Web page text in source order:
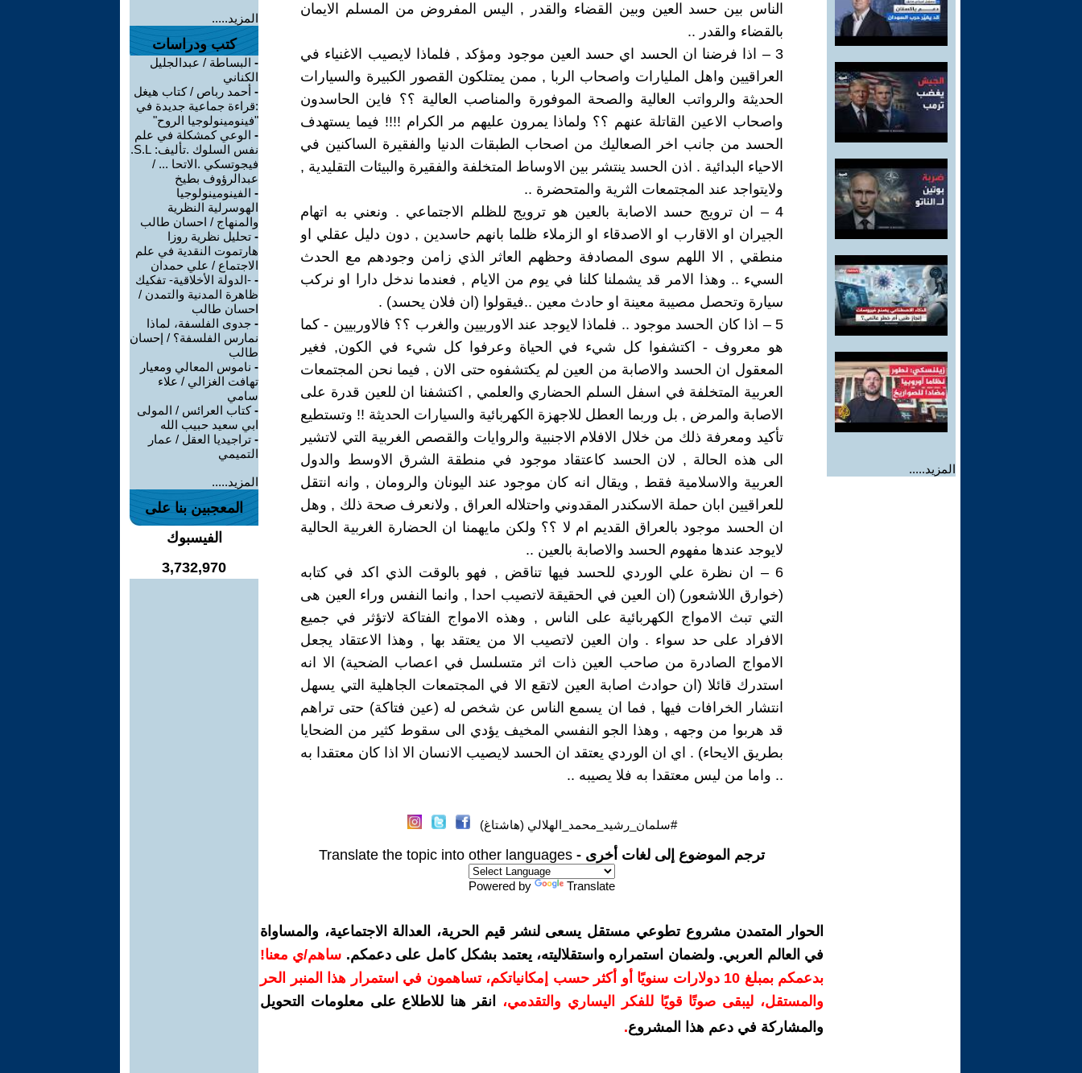
المزيد.....
الناس بين حسد العين وبين القضاء والقدر , اليس المفروض من المسلم الايمان
بالقضاء والقدر ..
3 – اذا فرضنا ان الحسد اي حسد العين موجود ومؤكد , فلماذا لايصيب الاغنياء في
العراقيين واهل المليارات واصحاب الربا , ممن يمتلكون القصور الكبيرة والسيارات
الحديثة والرواتب العالية والصحة الموفورة والمناصب العالية ؟؟ فاين الحاسدون
واصحاب الاعين القاتلة عنهم ؟؟ ولماذا يمرون عليهم مر الكرام !!!! فيما يستهدف
الحسد من جانب اخر الصعاليك من اصحاب الطبقات الدنيا والفقيرة الساكنين في
الاحياء البدائية . اذن الحسد ينتشر بين الاوساط المتخلفة والفقيرة والبيئات التقليدية ,
ولايتواجد عند المجتمعات الثرية والمتحضرة ..
4 – ان ترويج حسد الاصابة بالعين هو ترويج للظلم الاجتماعي . ونعني به اتهام
الجيران او الاقارب او الاصدقاء او الزملاء ظلما بانهم حاسدين , دون دليل عقلي او
منطقي , الا اللهم سوى المصادفة وحظهم العاثر الذي زامن وجودهم مع الحدث
السيء .. وهذا الامر قد يشملنا كلنا في يوم من الايام , فعندما ندخل دارا او نركب
سيارة وتحصل مصيبة معينة او حادث معين ..فيقولوا (ان فلان يحسد) .
5 – اذا كان الحسد موجود .. فلماذا لايوجد عند الاوربيين والغرب ؟؟ فالاوربيين - كما
هو معروف - اكتشفوا كل شيء في الحياة وعرفوا كل شيء في الكون, فغير
المعقول ان الحسد والاصابة من العين لم يكتشفوه حتى الان , فيما نحن المجتمعات
العربية المتخلفة في اسفل السلم الحضاري والعلمي , اكتشفنا ان للعين قدرة على
الاصابة والمرض , بل وربما العطل للاجهزة الكهربائية والسيارات الحديثة !! وتستطيع
تأكيد ومعرفة ذلك من خلال الافلام الاجنبية والروايات والقصص الغربية التي لاتشير
الى هذه الحالة , لان الحسد كاعتقاد موجود في منطقة الشرق الاوسط والدول
العربية والاسلامية فقط , ويقال انه كان موجود عند اليونان والرومان , وانه انتقل
للعراقيين ابان حملة الاسكندر المقدوني واحتلاله العراق , ولانعرف صحة ذلك , وهل
ان الحسد موجود بالعراق القديم ام لا ؟؟ ولكن مايهمنا ان الحضارة الغربية الحالية
لايوجد عندها مفهوم الحسد والاصابة بالعين ..
6 – ان نظرة علي الوردي للحسد فيها تناقض , فهو بالوقت الذي اكد في كتابه
(خوارق اللاشعور) (ان العين في الحقيقة لاتصيب احدا , وانما النفس وراء العين هى
التي تبث الامواج الكهربائية على الناس , وهذه الامواج الفتاكة لاتؤثر في جميع
الافراد على حد سواء . وان العين لاتصيب الا من يعتقد بها , وهذا الاعتقاد يجعل
الامواج الصادرة من صاحب العين ذات اثر متسلسل في اعصاب الضحية) الا انه
استدرك قائلا (ان حوادث اصابة العين لاتقع الا في المجتمعات الجاهلية التي يسهل
انتشار الخرافات فيها , فما ان يسمع الناس عن شخص له (عين فتاكة) حتى تراهم
قد هربوا من وجهه , وهذا الجو النفسي المخيف يؤدي الى سقوط كثير من الضحايا
بطريق الايحاء) . اي ان الوردي يعتقد ان الحسد لايصيب الانسان الا اذا كان معتقدا به
.. واما من ليس معتقدا به فلا يصيبه ..
#سلمان_رشيد_محمد_الهلالي (هاشتاغ)
ترجم الموضوع إلى لغات أخرى - Translate the topic into other languages
Powered by Translate
الحوار المتمدن مشروع تطوعي مستقل يسعى لنشر قيم الحرية، العدالة الاجتماعية، والمساواة
في العالم العربي. ولضمان استمراره واستقلاليته، يعتمد بشكل كامل على دعمكم. ساهم/ي معنا!
بدعمكم بمبلغ 10 دولارات سنويًا أو أكثر حسب إمكانياتكم، تساهمون في استمرار هذا المنبر الحر
والمستقل، ليبقى صوتًا قويًا للفكر اليساري والتقدمي،
انقر هنا للاطلاع على معلومات التحويل
والمشاركة في دعم هذا المشروع.
المزيد.....
كتب ودراسات
- البساطة / عبدالجليل
الكناني
- أحمد رباص / كتاب هيغل
:قراءة جماعية جديدة في
"فينومينولوجيا الروح"
- الوعي كمشكلة في علم
نفس السلوك .تأليف: S.L.
فيجوتسكي .الاتحا ... /
عبدالرؤوف بطيخ
- الفينومينولوجيا
الهوسرلية النظرية
والمنهاج / احسان طالب
- تحليل نظرية روزا
هارتموت النقدية في علم
الاجتماع / علي حمدان
- -الدولة الأخلاقية- تفكيك
ظاهرة المدنية والتمدن /
احسان طالب
- جدوى الفلسفة، لماذا
نمارس الفلسفة؟ / إحسان
طالب
- ناموس المعالي ومعيار
تهافت الغزالي / علاء
سامي
-كتاب العرائس / المولى
ابي سعيد حبيب الله
- تراجيديا العقل / عمار
التميمي
المزيد.....
المعجبين بنا على
الفيسبوك
3,732,970